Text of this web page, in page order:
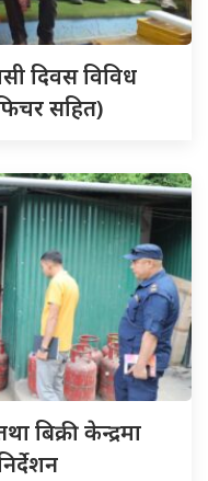
दिवस विविध
सहित)
बिक्री केन्द्रमा